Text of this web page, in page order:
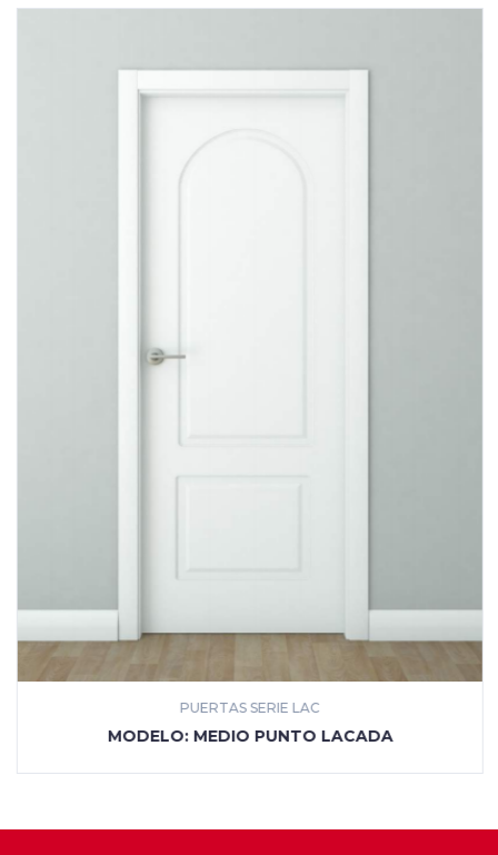
PUERTAS SERIE LAC
MODELO: MEDIO PUNTO LACADA
MÁS INFORMACIÓN